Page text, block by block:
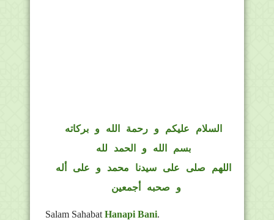
السلام عليكم و رحمة الله و بركاته
بسم الله و الحمد لله
اللهم صلى على سيدنا محمد و على أله
و صحبه أجمعين
Salam Sahabat Hanapi Bani.